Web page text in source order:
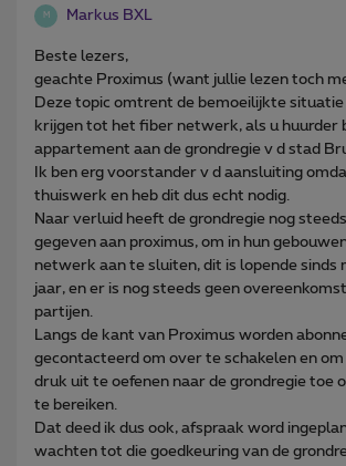
M Markus BXL
Beste lezers,
geachte Proximus (want jullie lezen toch
Deze topic omtrent de bemoeilijkte
krijgen tot het fiber netwerk, als u huurder
appartement aan de grondregie v d stad
Ik ben erg voorstander v d aansluiting
thuiswerk en heb dit dus echt nodig.
Naar verluid heeft de grondregie nog
gegeven aan proximus, om in hun
netwerk aan te sluiten, dit is lopende sinds
jaar, en er is nog steeds geen
partijen.
Langs de kant van Proximus worden
gecontacteerd om over te schakelen en
druk uit te oefenen naar de grondregie toe
te bereiken.
Dat deed ik dus ook, afspraak word
wachten tot die goedkeuring van de